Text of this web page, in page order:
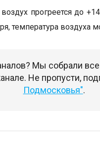
прогреется до
температура воздуха
Мы собрали
Не пропусти,
Подмосковья".